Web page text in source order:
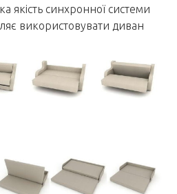
якість синхронної системи
використовувати диван